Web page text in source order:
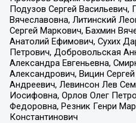
Подузов Сергей Васильевич,
Вячеславовна, Литинский
Сергей Маркович, Бахмин
Анатолий Ефимович, Сухих
Петрович, Добровольская
Александра Евгеньевна,
Александрович, Вицин
Андреевич, Левинсон Лев
Иосифовна, Орлов Олег
Федоровна, Резник Генри
Константинович